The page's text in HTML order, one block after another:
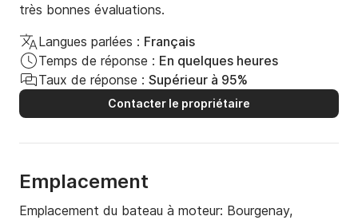
très bonnes évaluations.
Langues parlées : Français
Temps de réponse : En quelques heures
Taux de réponse : Supérieur à 95%
Contacter le propriétaire
Emplacement
Emplacement du bateau à moteur: Bourgenay,